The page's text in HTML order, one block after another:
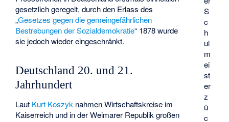
S
c
h
ul
m
ei
st
er
z
ü
c
gesetzlich geregelt, durch den Erlass des
„Gesetzes gegen die gemeingefährlichen
Bestrebungen der Sozialdemokratie“ 1878 wurde
sie jedoch wieder eingeschränkt.
Deutschland 20. und 21.
Jahrhundert
Laut Kurt Koszyk nahmen Wirtschaftskreise im
Kaiserreich und in der Weimarer Republik großen